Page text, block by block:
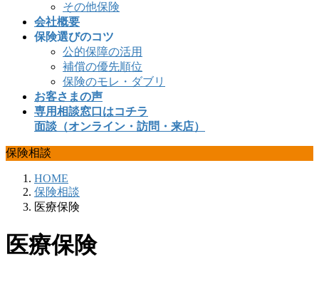
その他保険
会社概要
保険選びのコツ
公的保障の活用
補償の優先順位
保険のモレ・ダブリ
お客さまの声
専用相談窓口はコチラ
面談（オンライン・訪問・来店）
保険相談
HOME
保険相談
医療保険
医療保険